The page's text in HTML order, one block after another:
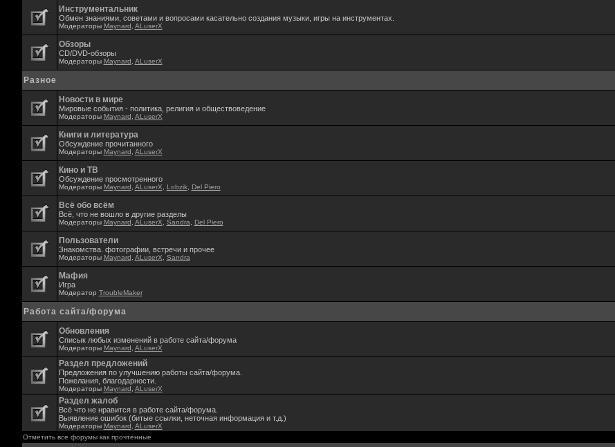
Инструментальник
Обмен знаниями, советами и вопросами касательно создания музыки, игры на инструментах.
Модераторы Maynard ALuserX
Обзоры
CD/DVD-обзоры
Модераторы Maynard ALuserX
Разное
Новости в мире
Мировые события - политика, религия и обществоведение
Модераторы Maynard ALuserX
Книги и литература
Обсуждение прочитанного
Модераторы Maynard ALuserX
Кино и ТВ
Обсуждение просмотренного
Модераторы Maynard ALuserX Lobzik, Del Piero
Всё обо всём
Всё, что не вошло в другие разделы
Модераторы Maynard ALuserX Sandra Del Piero
Пользователи
Знакомства. фотографии, встречи и прочее
Модераторы Maynard ALuserX Sandra
Мафия
Игра
Модератор TroubleMaker
Работа сайта/форума
Обновления
Списык любых изменений в работе сайта/форума
Модераторы Maynard ALuserX
Раздел предложений
Предложения по улучшению работы сайта/форума.
Пожелания, благодарности.
Модераторы Maynard ALuserX
Раздел жалоб
Всё что не нравится в работе сайта/форума.
Выявление ошибок (битые ссылки, неточная информация и т.д.)
Модераторы Maynard ALuserX
Отметить все форумы как прочтённые